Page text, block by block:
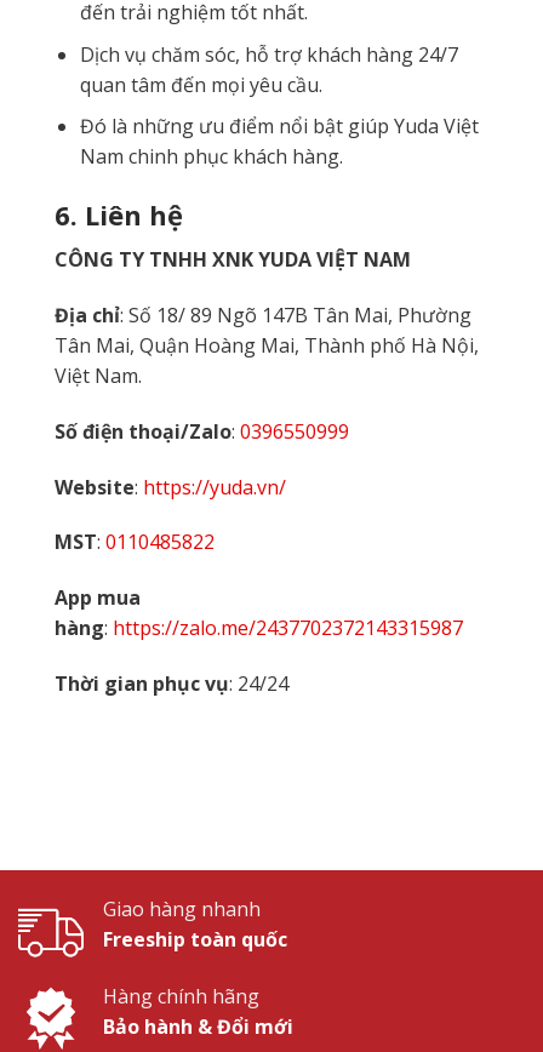
đến trải nghiệm tốt nhất.
Dịch vụ chăm sóc, hỗ trợ khách hàng 24/7
quan tâm đến mọi yêu cầu.
Đó là những ưu điểm nổi bật giúp Yuda Việt
Nam chinh phục khách hàng.
6. Liên hệ
CÔNG TY TNHH XNK YUDA VIỆT NAM
Địa chỉ: Số 18/ 89 Ngõ 147B Tân Mai, Phường
Tân Mai, Quận Hoàng Mai, Thành phố Hà Nội,
Việt Nam.
Số điện thoại/Zalo: 0396550999
Website: https://yuda.vn/
MST: 0110485822
App mua
hàng: https://zalo.me/2437702372143315987
Thời gian phục vụ: 24/24
Giao hàng nhanh
Freeship toàn quốc
Hàng chính hãng
Bảo hành & Đổi mới